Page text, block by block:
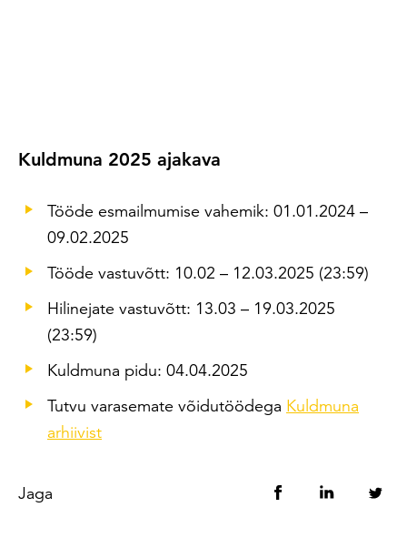
Kuldmuna 2025 ajakava
Tööde esmailmumise vahemik: 01.01.2024 –
09.02.2025
Tööde vastuvõtt: 10.02 – 12.03.2025 (23:59)
Hilinejate vastuvõtt: 13.03 – 19.03.2025
(23:59)
Kuldmuna pidu: 04.04.2025
Tutvu varasemate võidutöödega Kuldmuna
arhiivist
Jaga